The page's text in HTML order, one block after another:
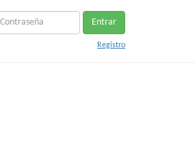
Entrar
Registro